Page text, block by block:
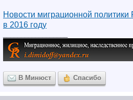
Новости миграционной политики
в 2016 году
В Минюст Спасибо